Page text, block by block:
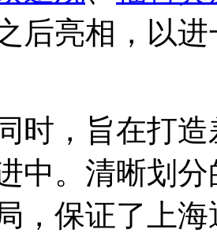
后亮相，以
，旨在打造
中。清晰划分
，保证了上